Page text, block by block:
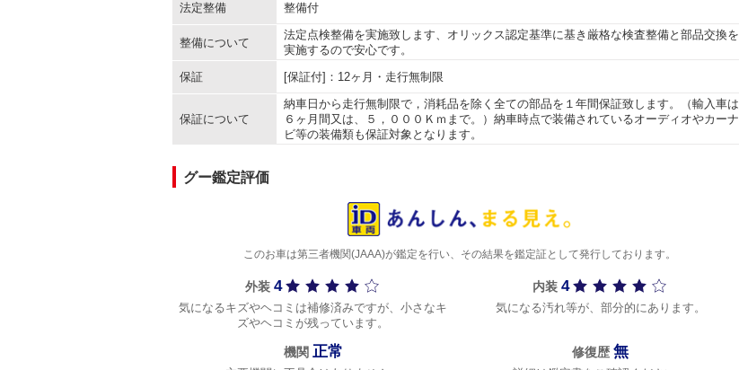
法定整備 整備付
整備について
法定点検整備を実施致します、オリックス認定基準に基き厳格な検査整備と部品交換を
実施するので安心です。
保証
[保証付]：12ヶ月・走行無制限
保証について
納車日から走行無制限で，消耗品を除く全ての部品を１年間保証致します。（輸入車は
６ヶ月間又は、５，０００Ｋｍまで。）納車時点で装備されているオーディオやカーナ
ビ等の装備類も保証対象となります。
グー鑑定評価
このお車は第三者機関(JAAA)が鑑定を行い、その結果を鑑定証として発行しております。
外装 4
気になるキズやヘコミは補修済みですが、小さなキ
ズやヘコミが残っています。
内装 4
気になる汚れ等が、部分的にあります。
機関 正常 修復歴 無